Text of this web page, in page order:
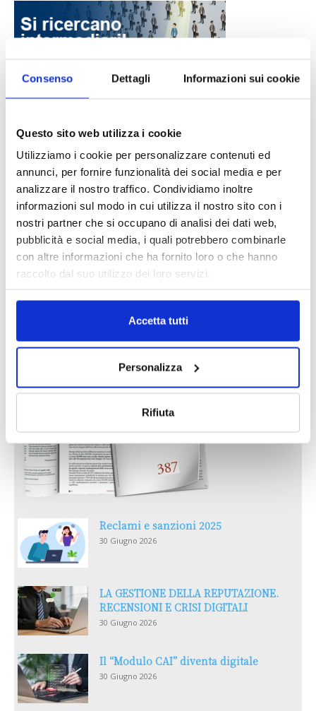
Consenso Dettagli Informazioni sui cookie
Questo sito web utilizza i cookie
Utilizziamo i cookie per personalizzare contenuti ed
annunci, per fornire funzionalità dei social media e per
analizzare il nostro traffico. Condividiamo inoltre
informazioni sul modo in cui utilizza il nostro sito con i
nostri partner che si occupano di analisi dei dati web,
pubblicità e social media, i quali potrebbero combinarle
con altre informazioni che ha fornito loro o che hanno
raccolto dal suo utilizzo dei loro servizi.
Accetta tutti
Personalizza
Rifiuta
Prima Assicurazioni: grande
partecipazione alla Convention degli
intermediari partner 2026
1 Luglio 2026
MAGNIFICA HUMANITAS (l’impatto
dell’IA sul futuro e oltre)
IL MENSILE ASSINEWS LUGLIO-
AGOSTO 2026
Reclami e sanzioni 2025
30 Giugno 2026
LA GESTIONE DELLA REPUTAZIONE.
RECENSIONI E CRISI DIGITALI
30 Giugno 2026
Il “Modulo CAI” diventa digitale
30 Giugno 2026